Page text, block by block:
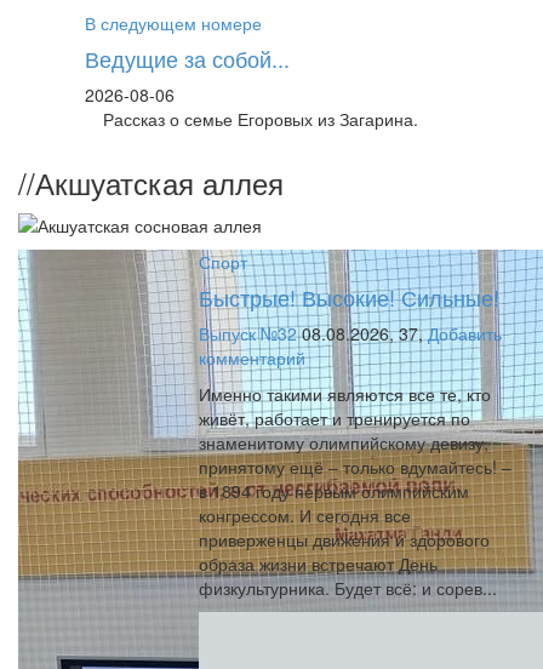
В следующем номере
Ведущие за собой...
2026-08-06
Рассказ о семье Егоровых из Загарина.
//Акшуатская аллея
Спорт
Быстрые! Высокие! Сильные!
Выпуск №32 08.08.2026, 37, Добавить
комментарий
Именно такими являются все те, кто
живёт, работает и тренируется по
знаменитому олимпийскому девизу,
принятому ещё – только вдумайтесь! –
в 1894 году первым олимпийским
конгрессом. И сегодня все
приверженцы движения и здорового
образа жизни встречают День
физкультурника. Будет всё: и сорев...